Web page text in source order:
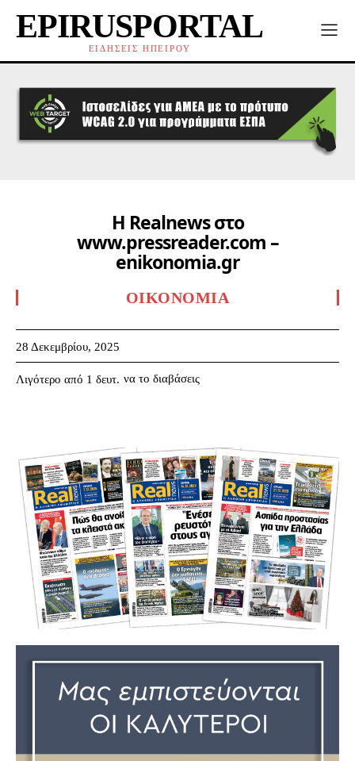
EPIRUSPORTAL
ΕΙΔΗΣΕΙΣ ΗΠΕΙΡΟΥ
Η Realnews στο
www.pressreader.com –
enikonomia.gr
ΟΙΚΟΝΟΜΊΑ
28 Δεκεμβρίου, 2025
Λιγότερο από 1 δευτ. να το διαβάσεις